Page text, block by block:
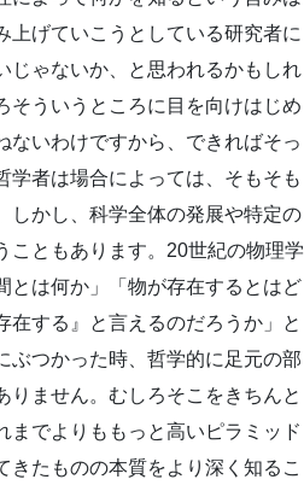
上げていこうとしている研究者に
じゃないか、と思われるかもしれ
そういうところに目を向けはじめ
ないわけですから、できればそっ
学者は場合によっては、そもそも
しかし、科学全体の発展や特定の
こともあります。20世紀の物理学
とは何か」「物が存在するとはど
在する』と言えるのだろうか」と
ぶつかった時、哲学的に足元の部
ません。むしろそこをきちんと
までよりももっと高いピラミッド
たものの本質をより深く知るこ